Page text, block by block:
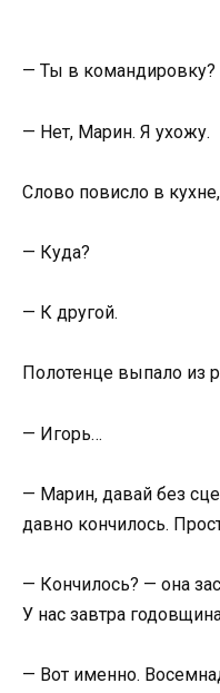
— Ты в командировку?
— Нет, Марин. Я ухожу.
Слово повисло в кухне,
— Куда?
— К другой.
Полотенце выпало из
— Игорь…
— Марин, давай без
давно кончилось.
— Кончилось? — она
У нас завтра
— Вот именно.